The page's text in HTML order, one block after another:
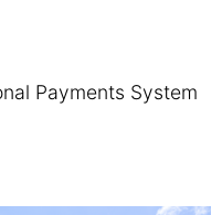
Payments System